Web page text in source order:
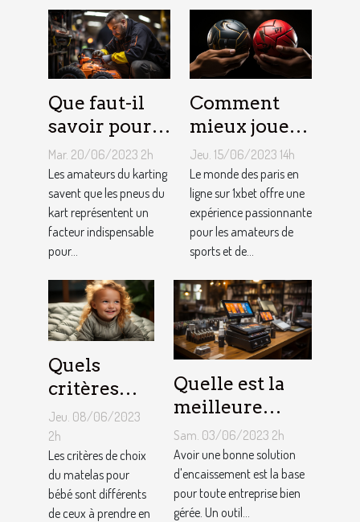
Que faut-il
savoir pour
un meilleur
ajustement
de la
pression des
pneus de
Kart ?
Mar. 20/06/2023 2h
Les amateurs du karting
savent que les pneus du
kart représentent un
facteur indispensable
pour...
Comment
mieux jouer
pour gagner
au jeu
1XBET ?
Jeu. 15/06/2023 14h
Le monde des paris en
ligne sur 1xbet offre une
expérience passionnante
pour les amateurs de
sports et de...
Quels
critères
pour
choisir un
matelas de
bébé ?
Jeu. 08/06/2023
2h
Les critères de choix
du matelas pour
bébé sont différents
de ceux à prendre en
Quelle est la
meilleure
solution
d'encaissement
pour votre
entreprise ?
Sam. 03/06/2023 2h
Avoir une bonne solution
d'encaissement est la base
pour toute entreprise bien
gérée. Un outil...